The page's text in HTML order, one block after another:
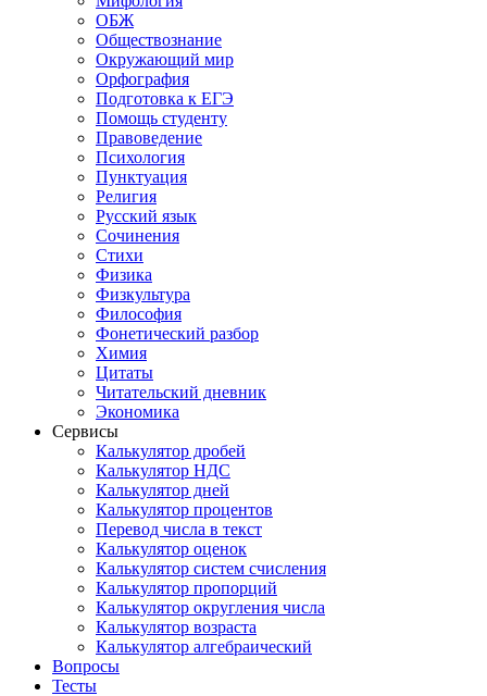
ОБЖ
Обществознание
Окружающий мир
Орфография
Подготовка к ЕГЭ
Помощь студенту
Правоведение
Психология
Пунктуация
Религия
Русский язык
Сочинения
Стихи
Физика
Физкультура
Философия
Фонетический разбор
Химия
Цитаты
Читательский дневник
Экономика
Сервисы
Калькулятор дробей
Калькулятор НДС
Калькулятор дней
Калькулятор процентов
Перевод числа в текст
Калькулятор оценок
Калькулятор систем счисления
Калькулятор пропорций
Калькулятор округления числа
Калькулятор возраста
Калькулятор алгебраический
Вопросы
Тесты